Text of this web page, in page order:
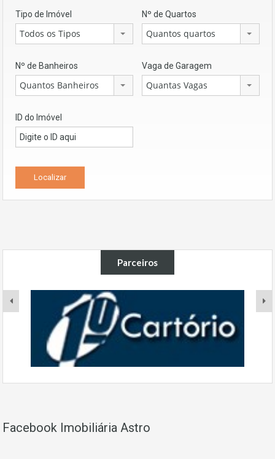
Tipo de Imóvel
Todos os Tipos
Nº de Quartos
Quantos quartos
Nº de Banheiros
Quantos Banheiros
Vaga de Garagem
Quantas Vagas
ID do Imóvel
Parceiros
Facebook Imobiliária Astro